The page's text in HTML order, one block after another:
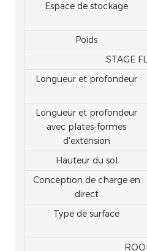
Espace de stockage
Poids
STAGE
Longueur et profondeur
Longueur et profondeur
avec plates-formes
d'extension
Hauteur du sol
Conception de charge en
direct
Type de surface